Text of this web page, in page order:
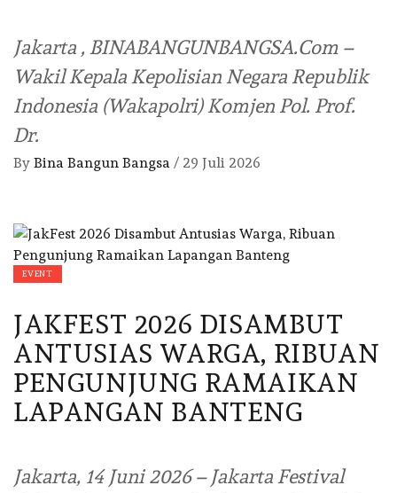
Jakarta , BINABANGUNBANGSA.Com –
Wakil Kepala Kepolisian Negara Republik
Indonesia (Wakapolri) Komjen Pol. Prof.
Dr.
By Bina Bangun Bangsa / 29 Juli 2026
EVENT
JAKFEST 2026 DISAMBUT
ANTUSIAS WARGA, RIBUAN
PENGUNJUNG RAMAIKAN
LAPANGAN BANTENG
Jakarta, 14 Juni 2026 – Jakarta Festival